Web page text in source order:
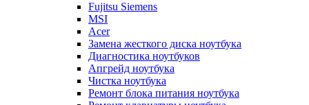
Fujitsu Siemens
MSI
Acer
Замена жесткого диска ноутбука
Диагностика ноутбуков
Апгрейд ноутбука
Чистка ноутбука
Ремонт блока питания ноутбука